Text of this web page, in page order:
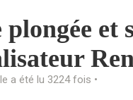
et
a été lu 3224 fois •